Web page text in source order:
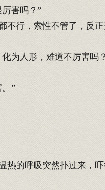
害吗？”
行，索性不管了，反
为人形，难道不厉害吗
”
的呼吸突然扑过来，